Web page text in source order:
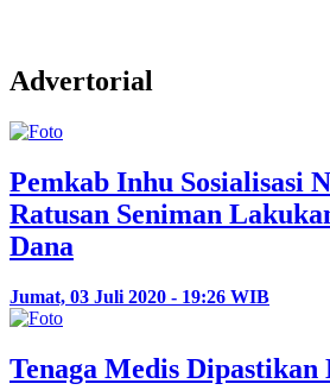
Advertorial
Pemkab Inhu Sosialisasi
Ratusan Seniman
Dana
Jumat, 03 Juli 2020 - 19:26 WIB
Tenaga Medis Dipastikan